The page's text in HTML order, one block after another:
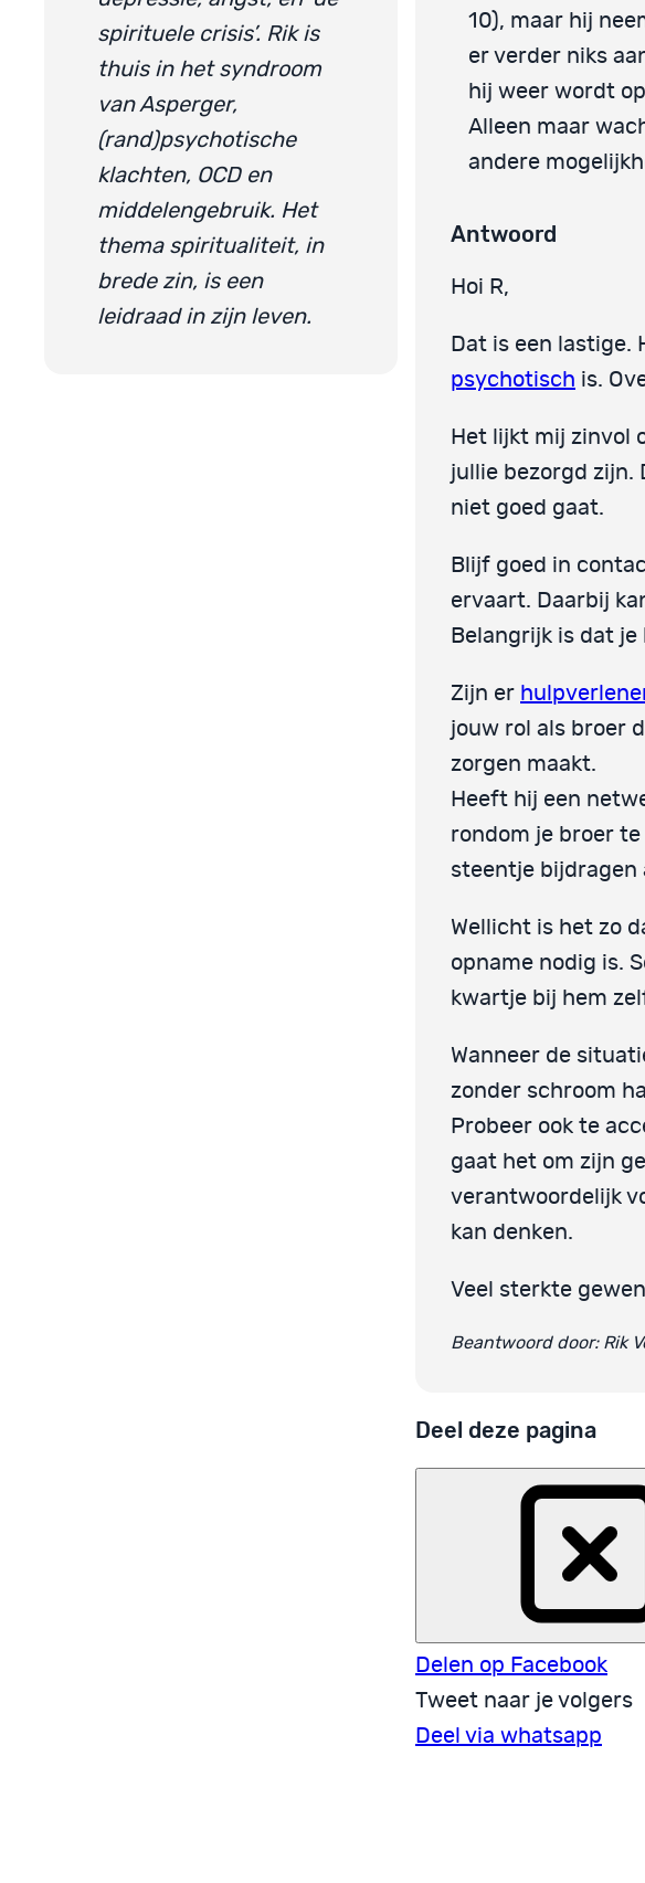
spirituele crisis’. Rik is
thuis in het syndroom
van Asperger,
(rand)psychotische
klachten, OCD en
middelengebruik. Het
thema spiritualiteit, in
brede zin, is een
leidraad in zijn leven.
10), maar hij
er verder niks
hij weer wordt
Alleen maar
andere
Antwoord
Hoi R,
Dat is een lastige.
psychotisch is.
Het lijkt mij zinvol
jullie bezorgd zijn.
niet goed gaat.
Blijf goed in
ervaart. Daarbij
Belangrijk is dat
Zijn er
jouw rol als broer
zorgen maakt.
Heeft hij een
rondom je broer
steentje bijdragen
Wellicht is het zo
opname nodig is.
kwartje bij hem
Wanneer de
zonder schroom
Probeer ook te
gaat het om zijn
verantwoordelijk
kan denken.
Veel sterkte
Beantwoord door: Rik
Deel deze pagina
Delen op Facebook
Tweet naar je volgers
Deel via whatsapp